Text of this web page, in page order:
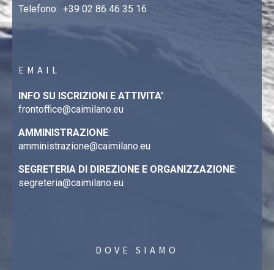
Telefono: +39 02 86 46 35 16
EMAIL
INFO SU ISCRIZIONI E ATTIVITA’:
frontoffice@caimilano.eu
AMMINISTRAZIONE:
amministrazione@caimilano.eu
SEGRETERIA DI DIREZIONE E ORGANIZZAZIONE:
segreteria@caimilano.eu
DOVE SIAMO